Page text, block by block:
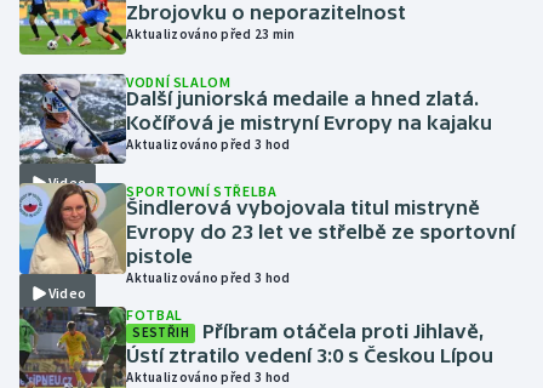
Házená
Jezdectví
Judo
Krasobruslení
Lezení
Lyže a snowboard
Moderní pětiboj
Zbrojovku o neporazitelnost
Aktualizováno před 23 min
Video
VODNÍ SLALOM
Další juniorská medaile a hned zlatá.
Kočířová je mistryní Evropy na kajaku
Aktualizováno před 3 hod
Video
SPORTOVNÍ STŘELBA
Šindlerová vybojovala titul mistryně
Evropy do 23 let ve střelbě ze sportovní
pistole
Aktualizováno před 3 hod
FOTBAL
SESTŘIH
Příbram otáčela proti Jihlavě,
Ústí ztratilo vedení 3:0 s Českou Lípou
Aktualizováno před 3 hod